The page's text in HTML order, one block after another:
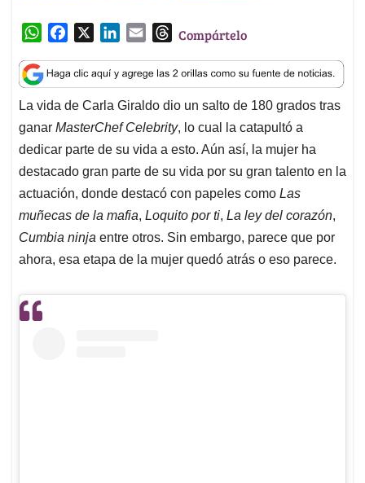
W
a
t
s
A
p
p
c
e
b
o
o
k
n
k
e
d
I
n
a
i
l
T
r
e
a
d
s
Compártelo
La vida de Carla Giraldo dio un salto de 180 grados tras
ganar MasterChef Celebrity, lo cual la catapultó a
dedicar parte de su vida a esto. Aún así, la mujer ha
destacado gran parte de su vida por su gran talento en la
actuación, donde destacó con papeles como Las
muñecas de la mafia, Loquito por ti, La ley del corazón,
Cumbia ninja entre otros. Sin embargo, parece que por
ahora, esa etapa de la mujer quedó atrás o eso parece.